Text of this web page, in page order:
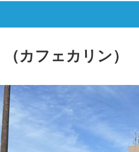
カフェカリン）